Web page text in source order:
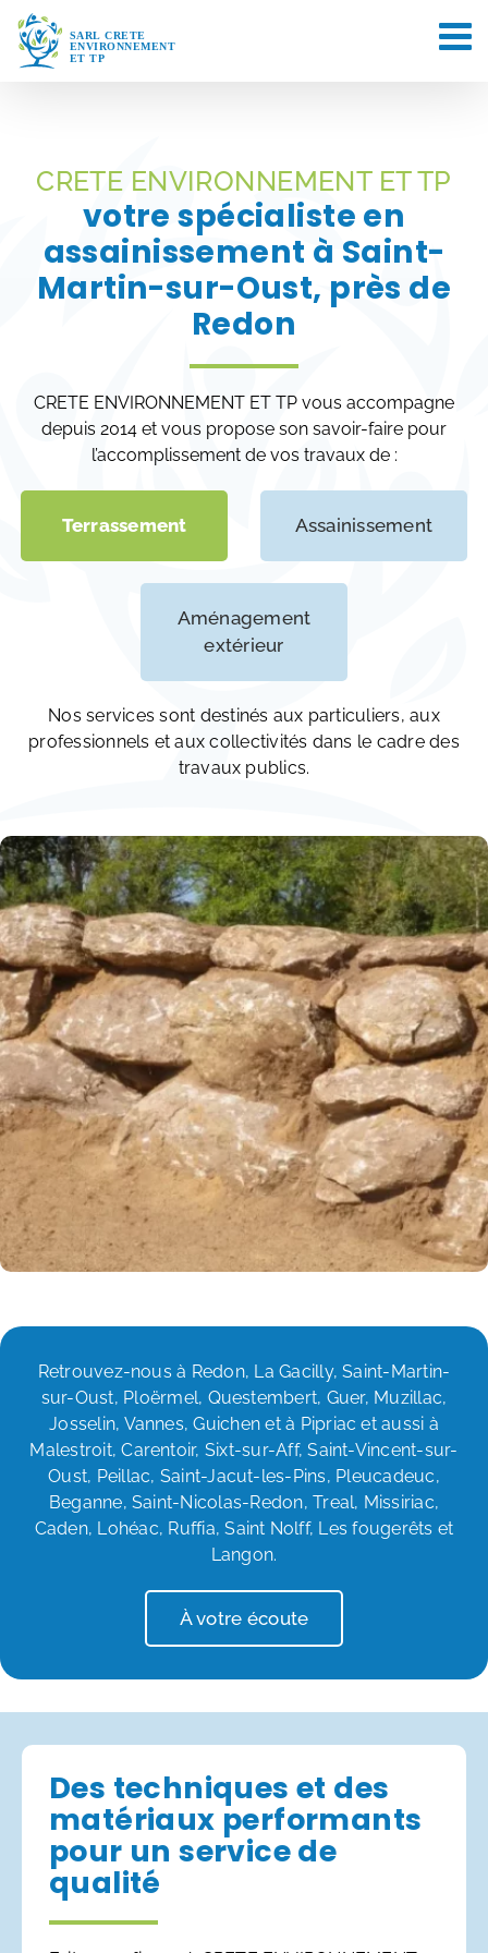
Passer
au
contenu
CRETE ENVIRONNEMENT ET TP
votre spécialiste en
assainissement à Saint-
Martin-sur-Oust, près de
Redon
CRETE ENVIRONNEMENT ET TP vous accompagne
depuis 2014 et vous propose son savoir-faire pour
l’accomplissement de vos travaux de :
Terrassement Assainissement
Aménagement
extérieur
Nos services sont destinés aux particuliers, aux
professionnels et aux collectivités dans le cadre des
travaux publics.
Retrouvez-nous à Redon, La Gacilly, Saint-Martin-
sur-Oust, Ploërmel, Questembert, Guer, Muzillac,
Josselin, Vannes, Guichen et à Pipriac et aussi à
Malestroit, Carentoir, Sixt-sur-Aff, Saint-Vincent-sur-
Oust, Peillac, Saint-Jacut-les-Pins, Pleucadeuc,
Beganne, Saint-Nicolas-Redon, Treal, Missiriac,
Caden, Lohéac, Ruffia, Saint Nolff, Les fougerêts et
Langon.
À votre écoute
Des techniques et des
matériaux performants
pour un service de
qualité